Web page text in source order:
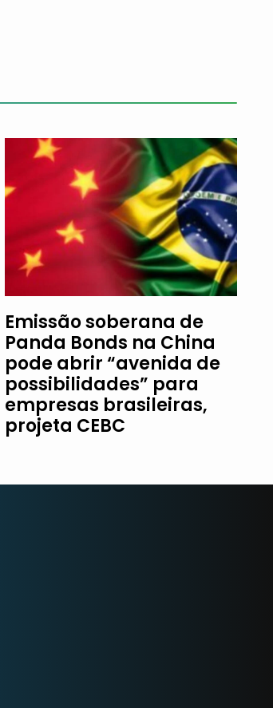
Emissão soberana de
Panda Bonds na China
pode abrir “avenida de
possibilidades” para
empresas brasileiras,
projeta CEBC